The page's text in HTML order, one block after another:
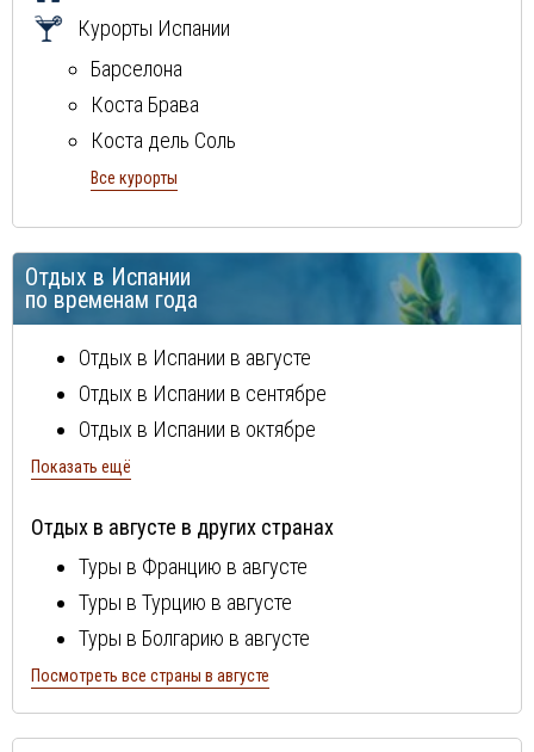
Курорты Испании
Барселона
Коста Брава
Коста дель Соль
Коста Дорада
остров Майорка
Тенерифе
Все курорты
Отдых в Испании
по временам года
Отдых в Испании в августе
Отдых в Испании в сентябре
Отдых в Испании в октябре
Отдых в Испании в ноябре
Отдых в Испании в январе
Отдых в Испании в феврале
Отдых в Испании в мае
Отдых в Испании в июне
Отдых в Испании в июле
Показать ещё
Отдых в августе в других странах
Туры в Францию в августе
Туры в Турцию в августе
Туры в Болгарию в августе
Туры в Португалию в августе
Туры в Италию в августе
Туры в Египет в августе
Посмотреть все страны в августе